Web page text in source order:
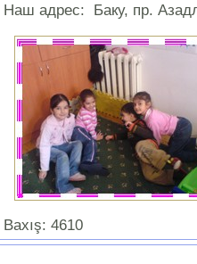
Наш адрес: Баку, пр.
Baxış: 4610